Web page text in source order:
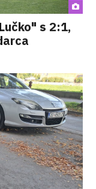
s 2:1,